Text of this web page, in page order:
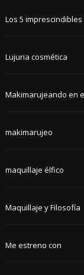
Los 5
Lujuria cosmética
Makimarujeando en
makimarujeo
maquillaje élfico
Maquillaje y Filosofía
Me estreno con